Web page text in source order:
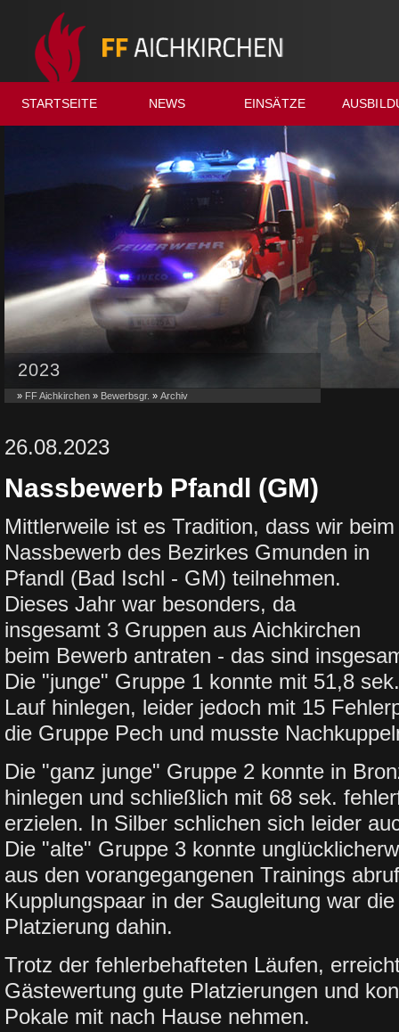
STARTSEITE NEWS EINSÄTZE
2023
» FF Aichkirchen » Bewerbsgr. » Archiv
26.08.2023
Nassbewerb Pfandl (GM)
Mittlerweile ist es Tradition, dass wir beim
Nassbewerb des Bezirkes Gmunden in
Pfandl (Bad Ischl - GM) teilnehmen.
Dieses Jahr war besonders, da
insgesamt 3 Gruppen aus Aichkirchen
beim Bewerb antraten - das sind
Die "junge" Gruppe 1 konnte mit 51,8
Lauf hinlegen, leider jedoch mit 15
die Gruppe Pech und musste
Die "ganz junge" Gruppe 2 konnte in
hinlegen und schließlich mit 68 sek.
erzielen. In Silber schlichen sich leider
Die "alte" Gruppe 3 konnte
aus den vorangegangenen Trainings
Kupplungspaar in der Saugleitung war
Platzierung dahin.
Trotz der fehlerbehafteten Läufen,
Gästewertung gute Platzierungen und
Pokale mit nach Hause nehmen.